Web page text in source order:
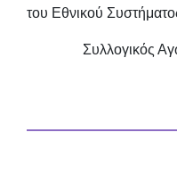
του Εθνικού
Συλλογικός